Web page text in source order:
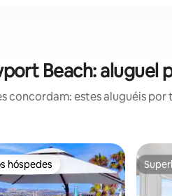
Beach: aluguel
concordam: estes aluguéis
preferidos dos hóspedes
hóspedes